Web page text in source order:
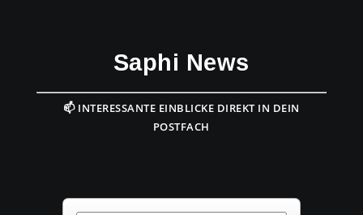
Saphi News
📫 INTERESSANTE EINBLICKE DIREKT IN DEIN
POSTFACH